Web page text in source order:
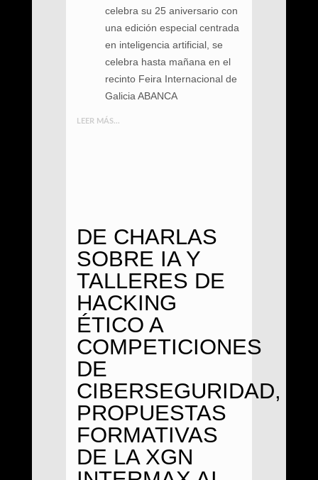
celebra su 25 aniversario con
una edición especial centrada
en inteligencia artificial, se
celebra hasta mañana en el
recinto Feira Internacional de
Galicia ABANCA
LEER MÁS...
DE CHARLAS
SOBRE IA Y
TALLERES DE
HACKING
ÉTICO A
COMPETICIONES
DE
CIBERSEGURIDAD,
PROPUESTAS
FORMATIVAS
DE LA XGN